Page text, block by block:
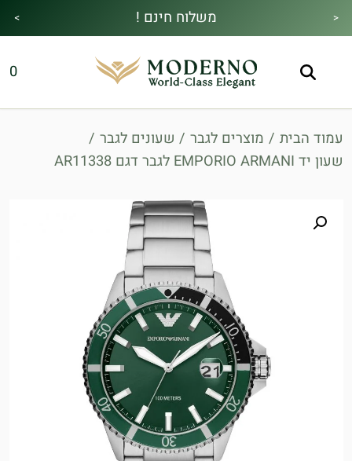
< משלוח חינם !
מתנה מיוחדת בכל בקנייה !
הנחה!בהקשת קוד קופון👇
>
0
עמוד הבית / מוצרים לגבר / שעונים לגבר /
שעון יד EMPORIO ARMANI לגבר דגם AR11338